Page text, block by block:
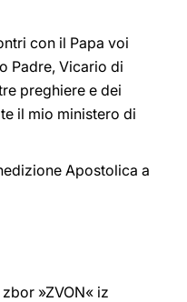
con il Papa voi
Padre, Vicario di
preghiere e dei
il mio ministero di
Apostolica a
»ZVON« iz